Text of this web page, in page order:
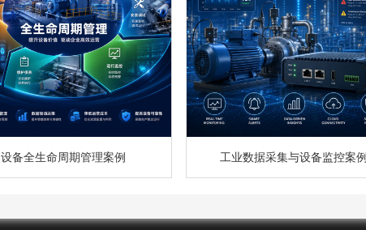
设备全生命周期管理案例 工业数据采集与设备监控案例